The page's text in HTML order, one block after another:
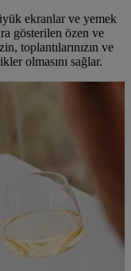
ekranlar ve yemek
gösterilen özen ve
toplantılarınızın ve
olmasını sağlar.